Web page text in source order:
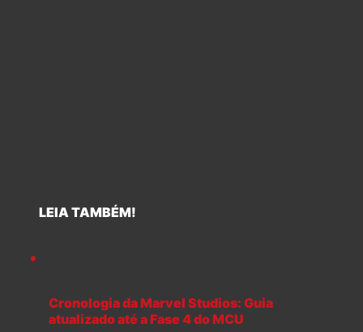
LEIA TAMBÉM!
Cronologia da Marvel Studios: Guia
atualizado até a Fase 4 do MCU